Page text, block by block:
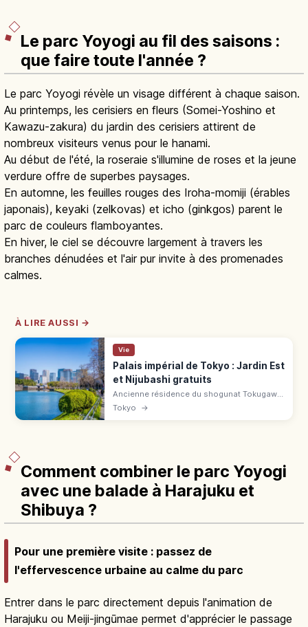
Le parc Yoyogi au fil des saisons :
que faire toute l'année ?
Le parc Yoyogi révèle un visage différent à chaque saison.
Au printemps, les cerisiers en fleurs (Somei-Yoshino et
Kawazu-zakura) du jardin des cerisiers attirent de
nombreux visiteurs venus pour le hanami.
Au début de l'été, la roseraie s'illumine de roses et la jeune
verdure offre de superbes paysages.
En automne, les feuilles rouges des Iroha-momiji (érables
japonais), keyaki (zelkovas) et icho (ginkgos) parent le
parc de couleurs flamboyantes.
En hiver, le ciel se découvre largement à travers les
branches dénudées et l'air pur invite à des promenades
calmes.
À LIRE AUSSI →
Vie
Palais impérial de Tokyo : Jardin Est
et Nijubashi gratuits
Ancienne résidence du shogunat Tokugawa
devenue palais impérial en 1869. Jardins de
l'Est (21 ha) accessibles gratuitement à 15
Tokyo →
Comment combiner le parc Yoyogi
avec une balade à Harajuku et
Shibuya ?
Pour une première visite : passez de
l'effervescence urbaine au calme du parc
Entrer dans le parc directement depuis l'animation de
Harajuku ou Meiji-jingūmae permet d'apprécier le passage